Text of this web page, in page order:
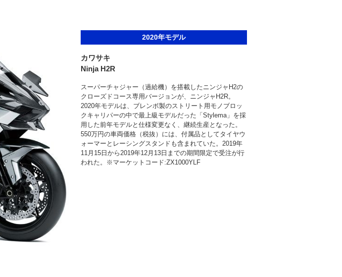
2020年モデル
カワサキ
Ninja H2R
スーパーチャジャー（過給機）を搭載したニンジャH2の
クローズドコース専用バージョンが、ニンジャH2R。
2020年モデルは、ブレンボ製のストリート用モノブロッ
クキャリパーの中で最上級モデルだった「Stylema」を採
用した前年モデルと仕様変更なく、継続生産となった。
550万円の車両価格（税抜）には、付属品としてタイヤウ
ォーマーとレーシングスタンドも含まれていた。2019年
11月15日から2019年12月13日までの期間限定で受注が行
われた。※マーケットコード:ZX1000YLF